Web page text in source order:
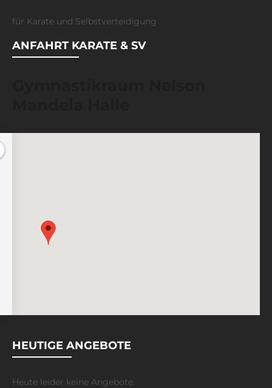
für Karate und Selbstverteidigung
ANFAHRT KARATE & SV
HEUTIGE ANGEBOTE
Heute leider keine Angebote.